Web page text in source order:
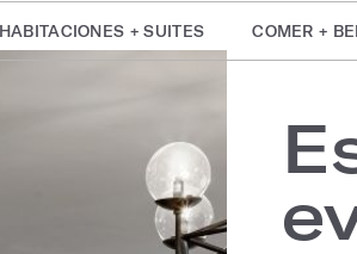
HABITACIONES + SUITES COMER +